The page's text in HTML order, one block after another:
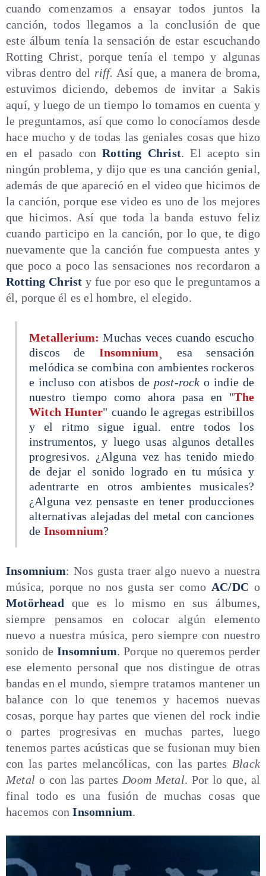
cuando comenzamos a ensayar todos juntos la
canción, todos llegamos a la conclusión de que
este álbum tenía la sensación de estar escuchando
Rotting Christ, porque tenía el tempo y algunas
vibras dentro del riff. Así que, a manera de broma,
estuvimos diciendo, debemos de invitar a Sakis
aquí, y luego de un tiempo lo tomamos en cuenta y
le preguntamos, así que como lo conocíamos desde
hace mucho y de todas las geniales cosas que hizo
en el pasado conRotting Christ. El acepto sin
ningún problema, y dijo que es una canción genial,
además de que apareció en el video que hicimos de
la canción, porque ese video es uno de los mejores
que hicimos. Así que toda la banda estuvo feliz
cuando participo en la canción, por lo que, te digo
nuevamente que la canción fue compuesta antes y
que poco a poco las sensaciones nos recordaron a
Rotting Christ y fue por eso que le preguntamos a
él, porque él es el hombre, el elegido.
Metallerium:Muchas veces cuando escucho
discos de Insomnium ¸ esa sensación
melódica se combina con ambientes rockeros
e incluso con atisbos de post-rock o indie de
nuestro tiempo como ahora pasa en "The
Witch Hunter" cuando le agregas estribillos
y el ritmo sigue igual. entre todos los
instrumentos, y luego usas algunos detalles
progresivos. ¿Alguna vez has tenido miedo
de dejar el sonido logrado en tu música y
adentrarte en otros ambientes musicales?
¿Alguna vez pensaste en tener producciones
alternativas alejadas del metal con canciones
de Insomnium?
Insomnium: Nos gusta traer algo nuevo a nuestra
música, porque no nos gusta ser como AC/DC o
Motörhead que es lo mismo en sus álbumes,
siempre pensamos en colocar algún elemento
nuevo a nuestra música, pero siempre con nuestro
sonido deInsomnium. Porque no queremos perder
ese elemento personal que nos distingue de otras
bandas en el mundo, siempre tratamos mantener un
balance con lo que tenemos y hacemos nuevas
cosas, porque hay partes que vienen del rock indie
o partes progresivas en muchas partes, luego
tenemos partes acústicas que se fusionan muy bien
con las partes melancólicas, con las partes Black
Metal o con las partes Doom Metal. Por lo que, al
final todo es una fusión de muchas cosas que
hacemos conInsomnium.